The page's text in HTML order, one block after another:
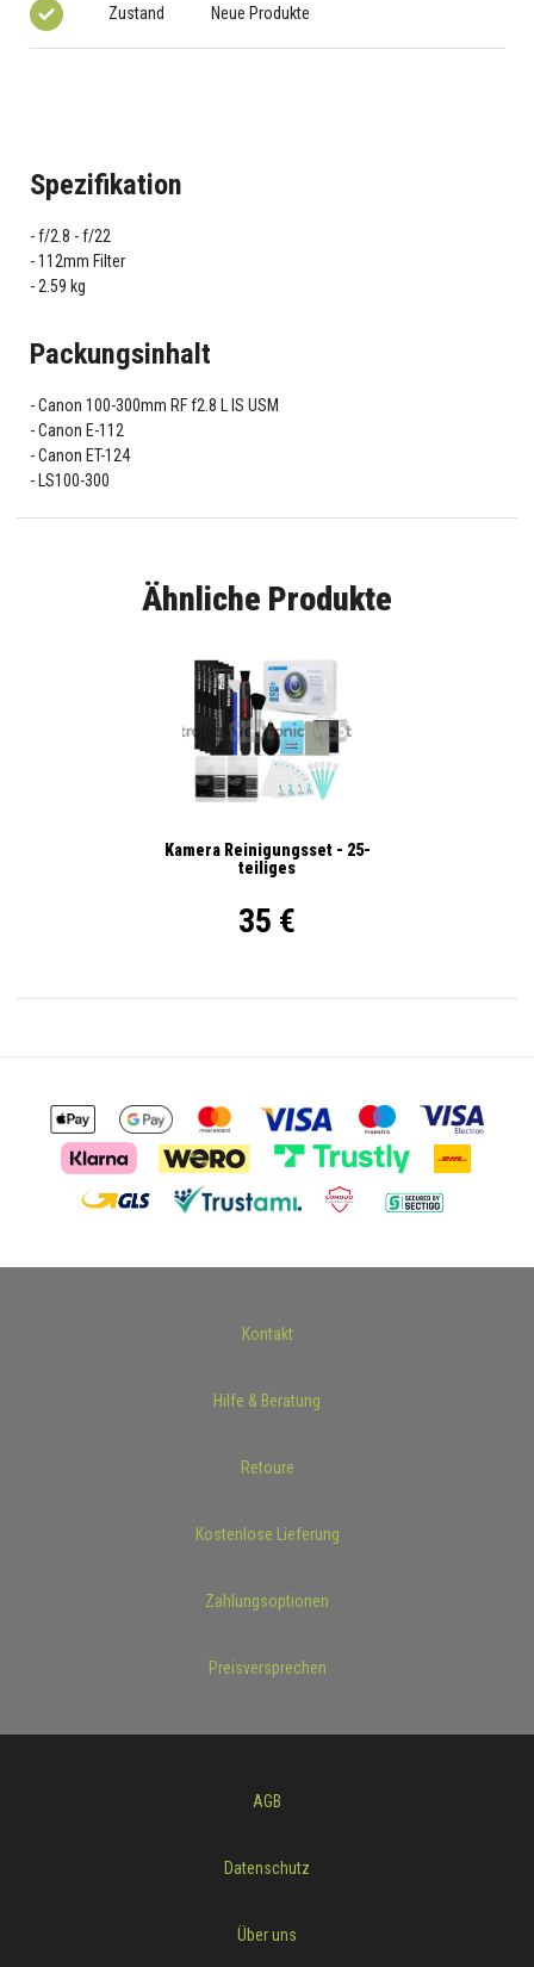
Zustand Neue Produkte
Spezifikation
f/2.8 - f/22
112mm Filter
2.59 kg
Packungsinhalt
Canon 100-300mm RF f2.8 L IS USM
Canon E-112
Canon ET-124
LS100-300
Ähnliche Produkte
Kamera Reinigungsset - 25-
teiliges
35 €
Kontakt
Hilfe & Beratung
Retoure
Kostenlose Lieferung
Zahlungsoptionen
Preisversprechen
AGB
Datenschutz
Über uns